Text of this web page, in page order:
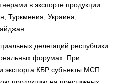
в экспорте продукции
Туркмения, Украина,
делегаций республики
форумах. При
экспорта КБР субъекты МСП